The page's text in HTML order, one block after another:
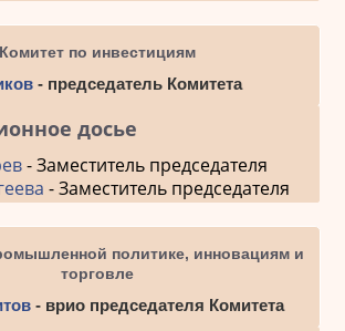
Комитет по инвестициям
- председатель Комитета
досье
- Заместитель председателя
- Заместитель председателя
политике, инновациям и
торговле
- врио председателя Комитета